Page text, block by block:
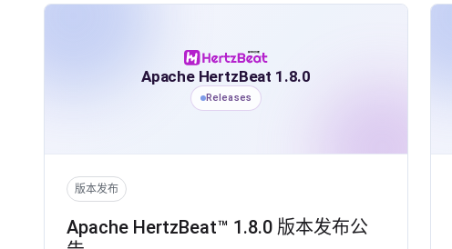
Apache HertzBeat 1.8.0
Releases
版本发布
Apache HertzBeat™ 1.8.0 版本发布公